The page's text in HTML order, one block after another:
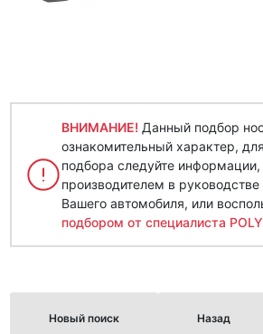
ВНИМАНИЕ! Данный подбор
ознакомительный характер,
подбора следуйте информации,
производителем в руководстве
Вашего автомобиля, или
подбором от специалиста
Новый поиск Назад